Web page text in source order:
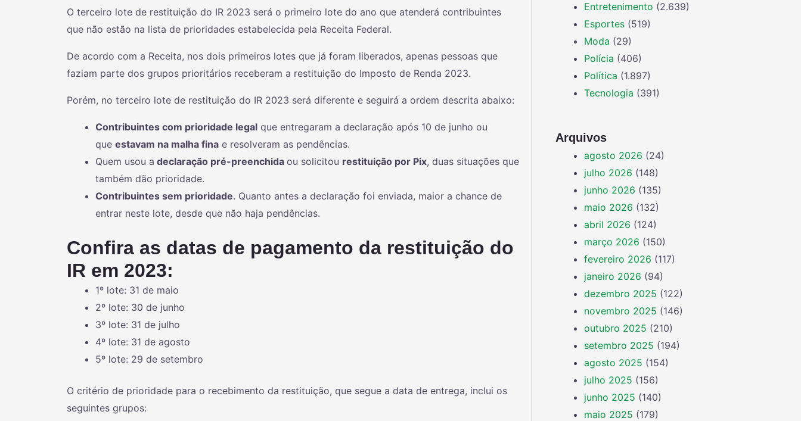
O terceiro lote de restituição do IR 2023 será o primeiro lote do ano que atenderá contribuintes
que não estão na lista de prioridades estabelecida pela Receita Federal.
De acordo com a Receita, nos dois primeiros lotes que já foram liberados, apenas pessoas que
faziam parte dos grupos prioritários receberam a restituição do Imposto de Renda 2023.
Porém, no terceiro lote de restituição do IR 2023 será diferente e seguirá a ordem descrita abaixo:
Contribuintes com prioridade legal que entregaram a declaração após 10 de junho ou
que estavam na malha fina e resolveram as pendências.
Quem usou a declaração pré-preenchida ou solicitou restituição por Pix, duas situações que
também dão prioridade.
Contribuintes sem prioridade. Quanto antes a declaração foi enviada, maior a chance de
entrar neste lote, desde que não haja pendências.
Confira as datas de pagamento da restituição do
IR em 2023:
1º lote: 31 de maio
2º lote: 30 de junho
3º lote: 31 de julho
4º lote: 31 de agosto
5º lote: 29 de setembro
O critério de prioridade para o recebimento da restituição, que segue a data de entrega, inclui os
seguintes grupos:
Entretenimento (2.639)
Esportes (519)
Moda (29)
Polícia (406)
Política (1.897)
Tecnologia (391)
Arquivos
agosto 2026 (24)
julho 2026 (148)
junho 2026 (135)
maio 2026 (132)
abril 2026 (124)
março 2026 (150)
fevereiro 2026 (117)
janeiro 2026 (94)
dezembro 2025 (122)
novembro 2025 (146)
outubro 2025 (210)
setembro 2025 (194)
agosto 2025 (154)
julho 2025 (156)
junho 2025 (140)
maio 2025 (179)